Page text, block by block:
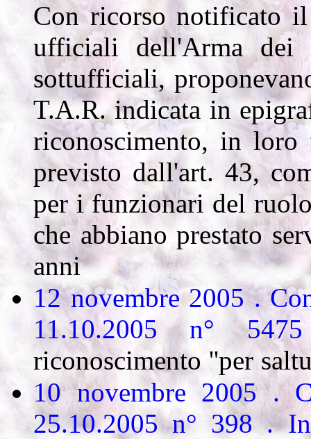
Con ricorso notificato
ufficiali dell'Arma
sottufficiali,
T.A.R. indicata in
riconoscimento, in loro
previsto dall'art. 43,
per i funzionari del
che abbiano prestato
anni
12 novembre 2005 .
11.10.2005 n°
riconoscimento ''per
10 novembre 2005 .
25.10.2005 n° 398 .